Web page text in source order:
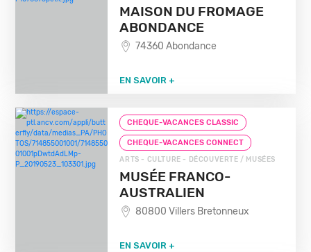
MAISON DU FROMAGE
ABONDANCE
74360 Abondance
EN SAVOIR +
CHEQUE-VACANCES CLASSIC
CHEQUE-VACANCES CONNECT
ARTS - CULTURE - DÉCOUVERTE / MUSÉES
MUSÉE FRANCO-
AUSTRALIEN
80800 Villers Bretonneux
EN SAVOIR +